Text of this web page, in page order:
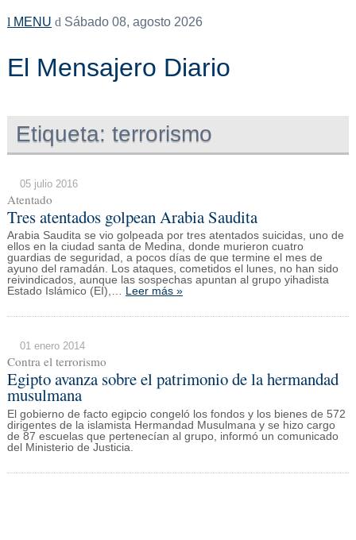
MENU Sábado 08, agosto 2026
El Mensajero Diario
Etiqueta: terrorismo
05 julio 2016
Atentado
Tres atentados golpean Arabia Saudita
Arabia Saudita se vio golpeada por tres atentados suicidas, uno de
ellos en la ciudad santa de Medina, donde murieron cuatro
guardias de seguridad, a pocos días de que termine el mes de
ayuno del ramadán. Los ataques, cometidos el lunes, no han sido
reivindicados, aunque las sospechas apuntan al grupo yihadista
Estado Islámico (EI),… Leer más »
01 enero 2014
Contra el terrorismo
Egipto avanza sobre el patrimonio de la hermandad
musulmana
El gobierno de facto egipcio congeló los fondos y los bienes de 572
dirigentes de la islamista Hermandad Musulmana y se hizo cargo
de 87 escuelas que pertenecían al grupo, informó un comunicado
del Ministerio de Justicia.